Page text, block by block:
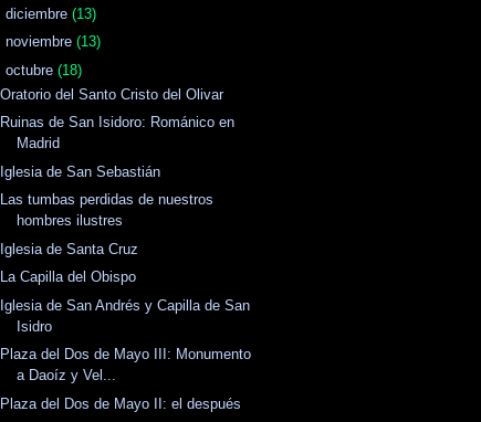
diciembre (13)
noviembre (13)
octubre (18)
Oratorio del Santo Cristo del Olivar
Ruinas de San Isidoro: Románico en
Madrid
Iglesia de San Sebastián
Las tumbas perdidas de nuestros
hombres ilustres
Iglesia de Santa Cruz
La Capilla del Obispo
Iglesia de San Andrés y Capilla de San
Isidro
Plaza del Dos de Mayo III: Monumento
a Daoíz y Vel...
Plaza del Dos de Mayo II: el después